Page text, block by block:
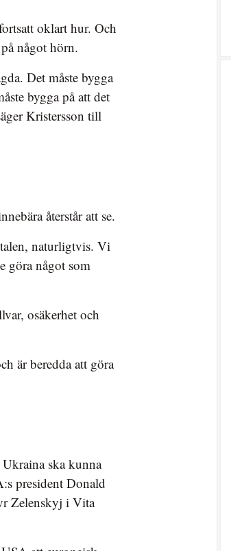
oklart hur. Och
något hörn.
Det måste bygga
bygga på att det
Kristersson till
återstår att se.
naturligtvis. Vi
göra något som
osäkerhet och
är beredda att göra
ska kunna
president Donald
Zelenskyj i Vita